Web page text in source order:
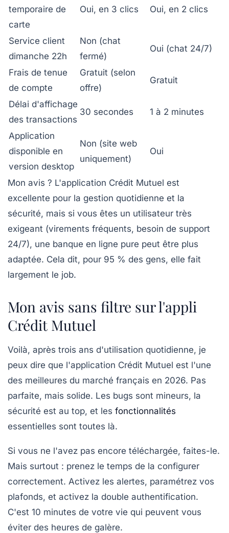
temporaire de
carte
Oui, en 3 clics Oui, en 2 clics
Service client
dimanche 22h
Non (chat
fermé)
Oui (chat 24/7)
Frais de tenue
de compte
Gratuit (selon
offre)
Gratuit
Délai d'affichage
des transactions
30 secondes 1 à 2 minutes
Application
disponible en
version desktop
Non (site web
uniquement)
Oui
Mon avis ? L'application Crédit Mutuel est
excellente pour la gestion quotidienne et la
sécurité, mais si vous êtes un utilisateur très
exigeant (virements fréquents, besoin de support
24/7), une banque en ligne pure peut être plus
adaptée. Cela dit, pour 95 % des gens, elle fait
largement le job.
Mon avis sans filtre sur l'appli
Crédit Mutuel
Voilà, après trois ans d'utilisation quotidienne, je
peux dire que l'application Crédit Mutuel est l'une
des meilleures du marché français en 2026. Pas
parfaite, mais solide. Les bugs sont mineurs, la
sécurité est au top, et les fonctionnalités
essentielles sont toutes là.
Si vous ne l'avez pas encore téléchargée, faites-le.
Mais surtout : prenez le temps de la configurer
correctement. Activez les alertes, paramétrez vos
plafonds, et activez la double authentification.
C'est 10 minutes de votre vie qui peuvent vous
éviter des heures de galère.